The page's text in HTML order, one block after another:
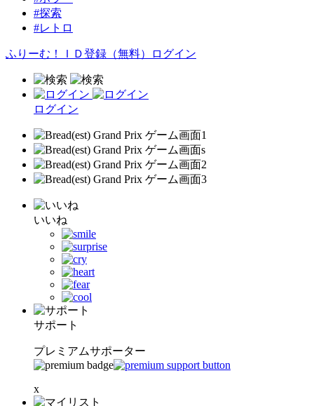
#探索
#レトロ
ふりーむ！ＩＤ登録（無料） ログイン
ログイン
いいね
サポート
プレミアムサポーター
x